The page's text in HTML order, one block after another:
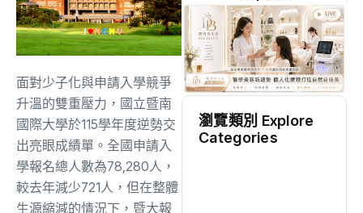
面對少子化與申請入學競爭
升溫的雙重壓力， 國立暨南
國際大學於115學年度逆勢交
出亮眼成績單。 全國申請入
學報名總人數為78,280人，
較去年減少721人， 但在整體
生源縮減的情況下，暨大報
瀏覽類別 Explore
Categories